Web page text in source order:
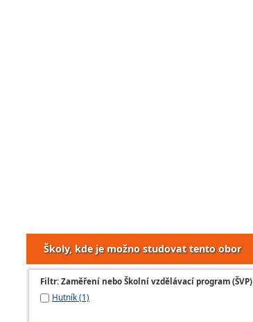
Školy, kde je možno studovat tento obor
Filtr: Zaměření nebo Školní vzdělávací program (ŠVP)
Hutník (1)